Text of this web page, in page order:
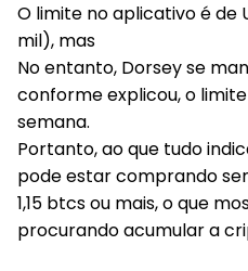
O limite no aplicativo é de
mil), mas
No entanto, Dorsey se
conforme explicou, o
semana.
Portanto, ao que tudo
pode estar comprando
1,15 btcs ou mais, o que
procurando acumular a